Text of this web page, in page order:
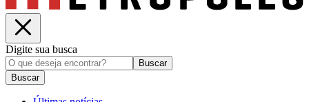
Digite sua busca
Buscar
Buscar